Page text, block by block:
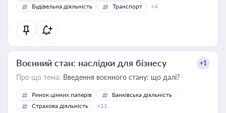
Будівельна діяльність
Транспорт +4
Воєнний стан: наслідки для бізнесу +1
Про що тема: Введення воєнного стану: що далі?
Ринок цінних паперів
Банківська діяльність
Страхова діяльність
+11